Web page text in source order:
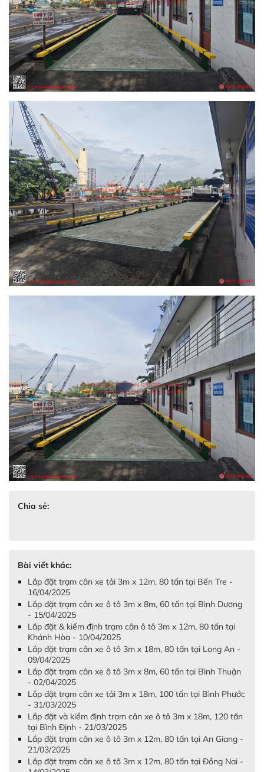
Chia sẻ:
Bài viết khác:
Lắp đặt trạm cân xe tải 3m x 12m, 80 tấn tại Bến Tre -
16/04/2025
Lắp đặt trạm cân xe ô tô 3m x 8m, 60 tấn tại Bình Dương
- 15/04/2025
Lắp đặt & kiểm định trạm cân ô tô 3m x 12m, 80 tấn tại
Khánh Hòa - 10/04/2025
Lắp đặt trạm cân xe ô tô 3m x 18m, 80 tấn tại Long An -
09/04/2025
Lắp đặt trạm cân xe ô tô 3m x 8m, 60 tấn tại Bình Thuận
- 02/04/2025
Lắp đặt trạm cân xe tải 3m x 18m, 100 tấn tại Bình Phước
- 31/03/2025
Lắp đặt và kiểm định trạm cân xe ô tô 3m x 18m, 120 tấn
tại Bình Định - 21/03/2025
Lắp đặt trạm cân xe ô tô 3m x 12m, 80 tấn tại An Giang -
21/03/2025
Lắp đặt trạm cân xe ô tô 3m x 12m, 80 tấn tại Đồng Nai -